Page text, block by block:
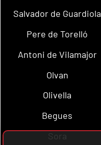
Salvador de Guardiola
Pere de Torelló
Antoni de Vilamajor
Olvan
Olivella
Begues
Sora